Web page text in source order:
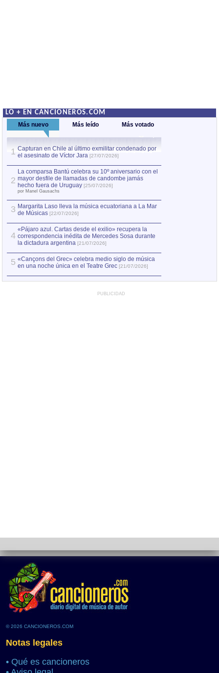
LO + EN CANCIONEROS.COM
Más nuevo Más leído Más votado
1 Capturan en Chile al último exmilitar condenado por
el asesinato de Víctor Jara [27/07/2026]
2
La comparsa Bantú celebra su 10º aniversario con el
mayor desfile de llamadas de candombe jamás
hecho fuera de Uruguay [25/07/2026]
por Manel Gausachs
3 Margarita Laso lleva la música ecuatoriana a La Mar
de Músicas [22/07/2026]
4
«Pájaro azul. Cartas desde el exilio» recupera la
correspondencia inédita de Mercedes Sosa durante
la dictadura argentina [21/07/2026]
5 «Cançons del Grec» celebra medio siglo de música
en una noche única en el Teatre Grec [21/07/2026]
PUBLICIDAD
© 2026 CANCIONEROS.COM
Notas legales
• Qué es cancioneros